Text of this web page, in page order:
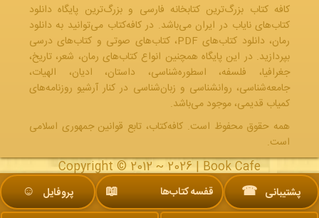
کافه کتاب بزرگ‌ترین کتابخانه فارسی و بزرگ‌ترین پایگاه دانلود
کتاب‌های نایاب در ایران می‌باشد. در کافه‌کتاب می‌توانید به دانلود
رمان، دانلود کتاب‌های PDF، کتاب‌های صوتی و کتاب‌های درسی
بپردازید. در این پایگاه همچنین انواع کتاب‌های رمان، شعر، تاریخ،
جغرافیا، فلسفه، اسطوره‌شناسی، داستان، ادیان، الهیات،
جامعه‌شناسی، روانشناسی و زبان‌شناسی در کنار آرشیو روزنامه‌های
کمیاب قدیمی، موجود می‌باشد.
همه حقوق محفوظ است. کافه‌کتاب، تابع قوانین جمهوری‌ اسلامی
است.
Copyright © 2012 ~ 2026 |Book Cafe
پشتیبانی ☎ قفسه کتاب‌ها 📖 پروفایل ☺︎